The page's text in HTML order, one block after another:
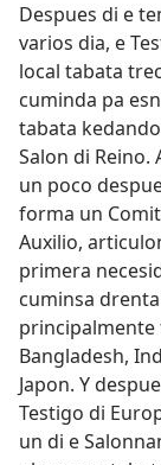
Despues di e
varios dia, e
local tabata
cuminda pa
tabata
Salon di Reino.
un poco
forma un
Auxilio,
primera
cuminsa
principalmente
Bangladesh,
Japon. Y
Testigo di
un di e